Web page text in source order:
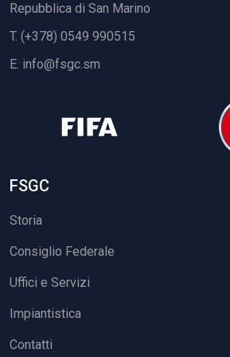
Repubblica di San Marino
T. (+378) 0549 990515
E. info@fsgc.sm
FSGC
Storia
Consiglio Federale
Uffici e Servizi
Impiantistica
Contatti